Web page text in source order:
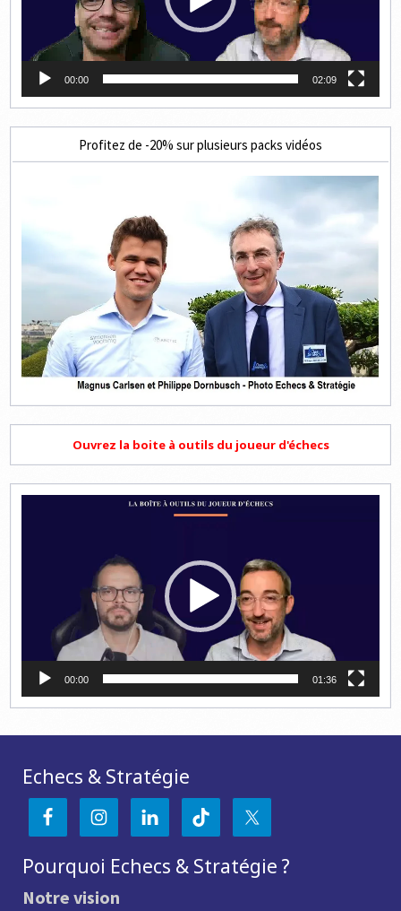
00:00 02:09
Profitez de -20% sur plusieurs packs vidéos
Ouvrez la boite à outils du joueur d'échecs
00:00 01:36
Echecs & Stratégie
Pourquoi Echecs & Stratégie ?
Notre vision